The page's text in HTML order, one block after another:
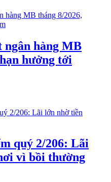
ngân hàng MB
hưởng tới
quý 2/206: Lãi
vì bồi thường